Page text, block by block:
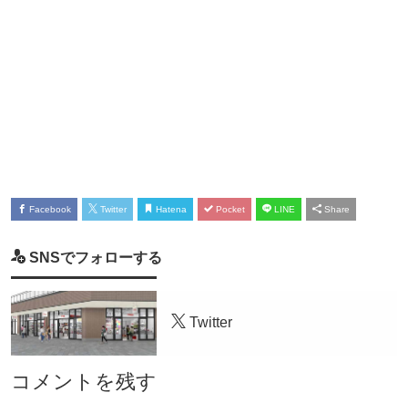
Facebook Twitter Hatena Pocket LINE Share
SNSでフォローする
Twitter
コメントを残す